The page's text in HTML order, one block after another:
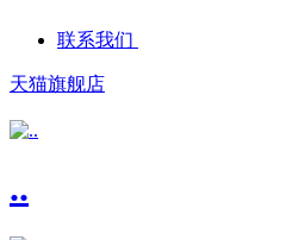
联系我们
天猫旗舰店
..